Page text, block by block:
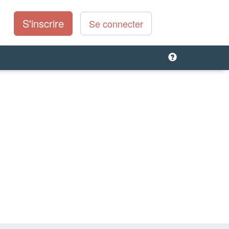
S'inscrire Se connecter